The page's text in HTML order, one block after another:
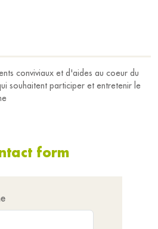
(internet, applications,
autour des jeux de
les Bains
jeux de cartes et de société
conviviaux et d'aides au coeur du
souhaitent participer et entretenir le
form